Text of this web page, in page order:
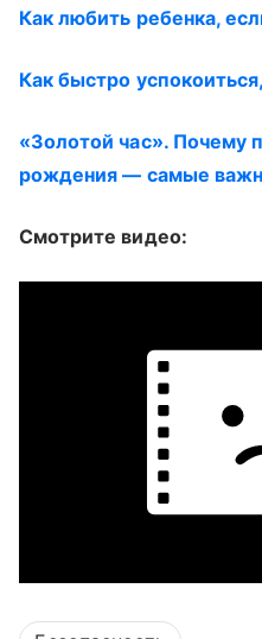
Как любить ребенка,
Как быстро
«Золотой час». Почему
рождения — самые
Смотрите видео: